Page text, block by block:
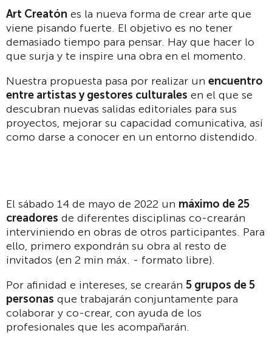
Art Creatón es la nueva forma de crear arte que
viene pisando fuerte. El objetivo es no tener
demasiado tiempo para pensar. Hay que hacer lo
que surja y te inspire una obra en el momento.
Nuestra propuesta pasa por realizar un encuentro
entre artistas y gestores culturales en el que se
descubran nuevas salidas editoriales para sus
proyectos, mejorar su capacidad comunicativa, así
como darse a conocer en un entorno distendido.
El sábado 14 de mayo de 2022 un máximo de 25
creadores de diferentes disciplinas co-crearán
interviniendo en obras de otros participantes. Para
ello, primero expondrán su obra al resto de
invitados (en 2 min máx. - formato libre).
Por afinidad e intereses, se crearán 5 grupos de 5
personas que trabajarán conjuntamente para
colaborar y co-crear, con ayuda de los
profesionales que les acompañarán.